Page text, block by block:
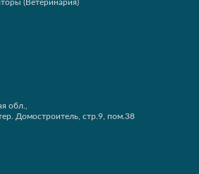
(Ветеринария)
обл.,
Домостроитель, стр.9, пом.38